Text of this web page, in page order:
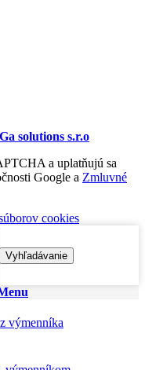
solutions s.r.o
a uplatňujú sa
Google a Zmluvné
cookies
Vyhľadávanie
výmenníka